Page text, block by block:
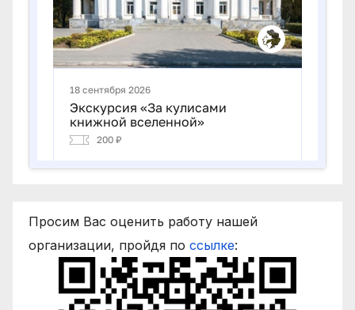
Просим Вас оценить работу нашей
организации, пройдя по ссылке: